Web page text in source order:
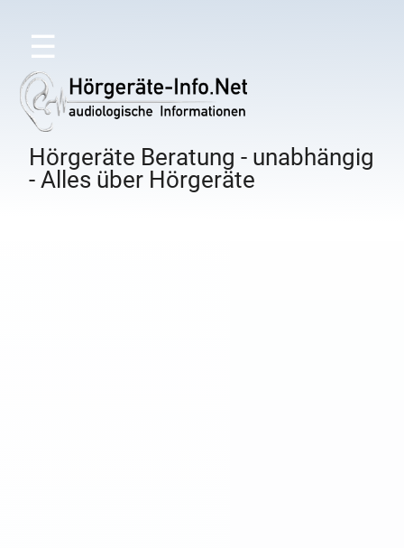
☰
Hörgeräte Beratung - unabhängig
- Alles über Hörgeräte